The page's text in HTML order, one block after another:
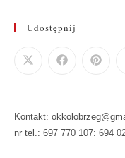
Udostępnij
Kontakt:
nr tel.: 697 770 107: 694